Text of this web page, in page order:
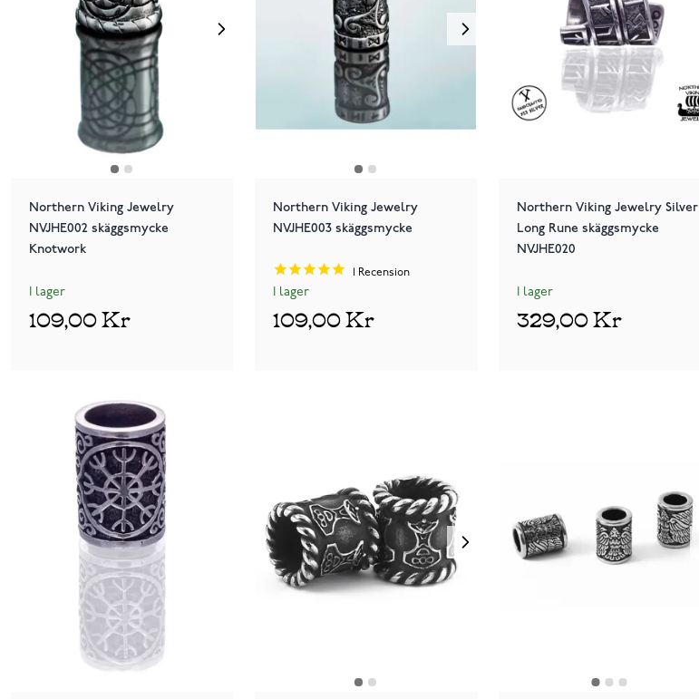
Northern Viking Jewelry
NVJHE002 skäggsmycke
Knotwork
I lager
109,00 Kr
Northern Viking Jewelry
NVJHE003 skäggsmycke
Recension
I lager
109,00 Kr
Northern Viking Jewelry Silver
Long Rune skäggsmycke
NVJHE020
I lager
329,00 Kr